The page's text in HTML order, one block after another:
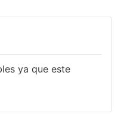
ya que este